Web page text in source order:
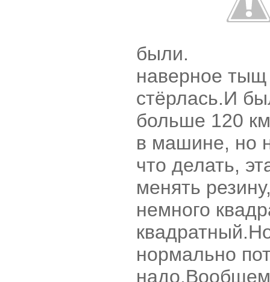
были.
наверное тыщ
стёрлась.И
больше 120
в машине, но
что делать,
менять
немного
нормально